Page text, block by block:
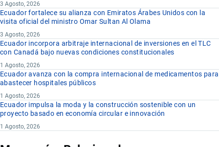
3 Agosto, 2026
Ecuador fortalece su alianza con Emiratos Árabes Unidos con la
visita oficial del ministro Omar Sultan Al Olama
3 Agosto, 2026
Ecuador incorpora arbitraje internacional de inversiones en el TLC
con Canadá bajo nuevas condiciones constitucionales
1 Agosto, 2026
Ecuador avanza con la compra internacional de medicamentos para
abastecer hospitales públicos
1 Agosto, 2026
Ecuador impulsa la moda y la construcción sostenible con un
proyecto basado en economía circular e innovación
1 Agosto, 2026